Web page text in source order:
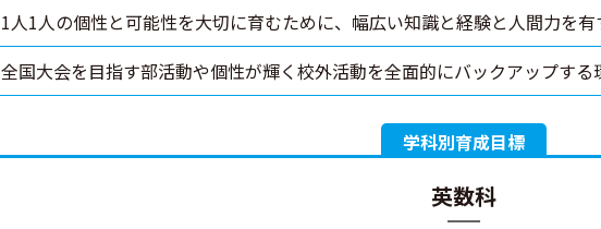
1人1人の個性と可能性を大切に育むために、幅広い知識と経験と人間力を有
全国大会を目指す部活動や個性が輝く校外活動を全面的にバックアップする
学科別育成目標
英数科